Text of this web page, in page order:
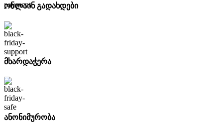
ონლაინ გადახდები
მხარდაჭერა
ანონიმურობა